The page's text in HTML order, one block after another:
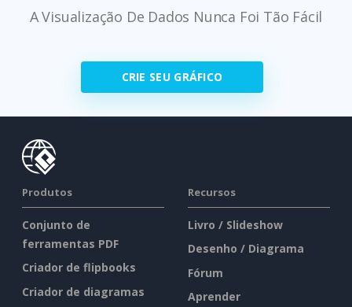
A Visualização De Dados Nunca Foi Tão Fácil
CRIE SEU GRÁFICO
Produtos
Conjunto de
ferramentas PDF
Criador de flipbooks
Criador de diagramas
Recursos
Livro / Slideshow
Desenho / Diagrama
Fórum
Aprender